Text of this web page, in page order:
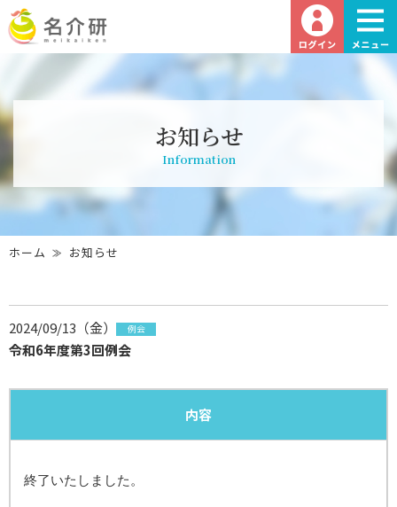
お知らせ
Information
ホーム お知らせ
2024/09/13（金） 例会
令和6年度第3回例会
内容
終了いたしました。